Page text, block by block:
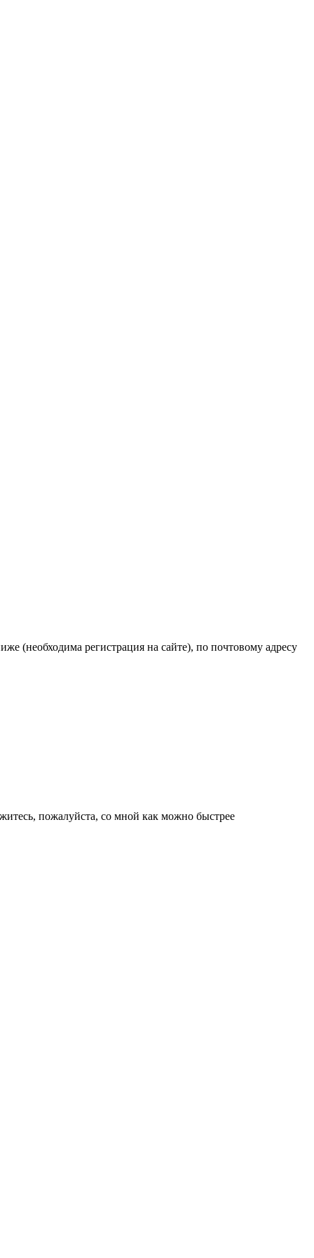
(необходима регистрация на сайте), по почтовому адресу
пожалуйста, со мной как можно быстрее